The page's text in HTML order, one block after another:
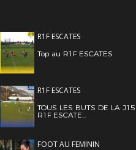
R1F ESCATES
Top au R1F ESCATES
R1F ESCATES
TOUS LES BUTS DE LA J15
R1F ESCATE...
FOOT AU FEMININ